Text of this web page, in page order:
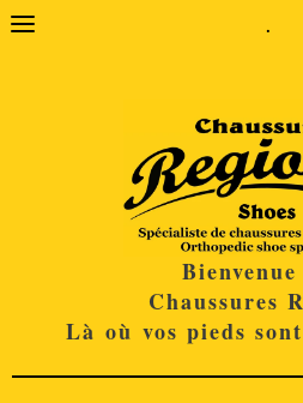
.
Bienvenue
Chaussures
Là où vos pieds